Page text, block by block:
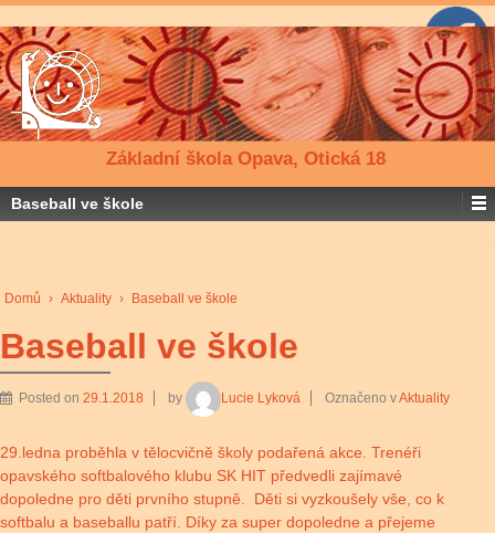
Základní škola Opava, Otická 18
Baseball ve škole
Domů › Aktuality › Baseball ve škole
Baseball ve škole
Posted on 29.1.2018 by Lucie Lyková Označeno vAktuality
29.ledna proběhla v tělocvičně školy podařená akce. Trenéři
opavského softbalového klubu SK HIT předvedli zajímavé
dopoledne pro děti prvního stupně. Děti si vyzkoušely vše, co k
softbalu a baseballu patří. Díky za super dopoledne a přejeme